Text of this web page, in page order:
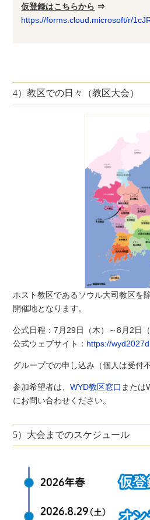
仮登録はこちらから ⇒
https://forms.cloud.microsoft/r/
4）教区での日々（教区大会）
ホスト教区であるソウル大司教区を
開催地となります。
公式日程：7月29日（木）～8月2日（
公式ウェブサイト： https://
グループでの申し込み（個人は受付不
参加希望者は、WYD教区窓口 または
にお問い合わせください。
5）大会までのスケジュール